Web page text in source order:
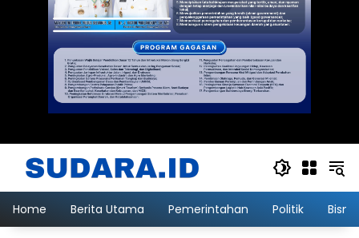
Home Berita Utama Pemerintahan Politik